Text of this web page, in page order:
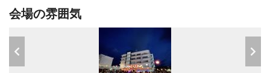
会場の雰囲気